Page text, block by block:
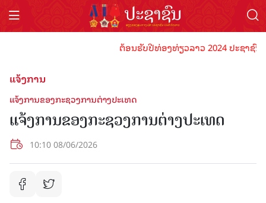
ຕ້ອນຮັບປີທ່ອງທ່ຽວລາວ 2024 ປະຊາຊົນ
ແຈ້ງການ
ແຈ້ງການຂອງກະຊວງການຕ່າງປະເທດ
ແຈ້ງການຂອງກະຊວງການຕ່າງປະເທດ
10:10 08/06/2026